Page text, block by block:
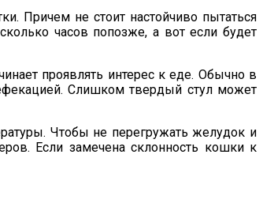
Причем не стоит настойчиво пытаться
часов попозже, а вот если будет
проявлять интерес к еде. Обычно в
Слишком твердый стул может
Чтобы не перегружать желудок и
Если замечена склонность кошки к